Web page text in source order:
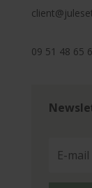
09 51 48 65